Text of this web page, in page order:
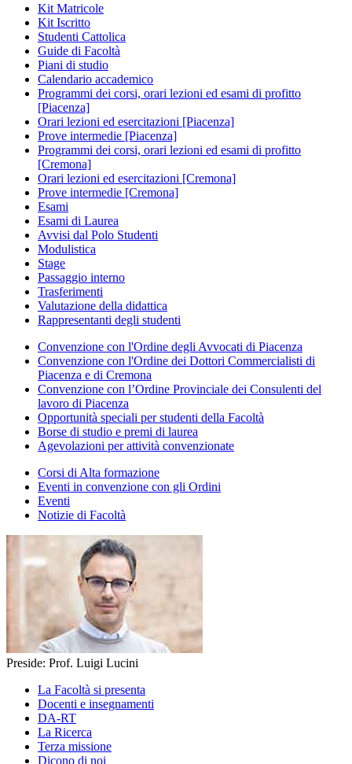
Kit Matricole
Kit Iscritto
Studenti Cattolica
Guide di Facoltà
Piani di studio
Calendario accademico
Programmi dei corsi, orari lezioni ed esami di profitto
[Piacenza]
Orari lezioni ed esercitazioni [Piacenza]
Prove intermedie [Piacenza]
Programmi dei corsi, orari lezioni ed esami di profitto
[Cremona]
Orari lezioni ed esercitazioni [Cremona]
Prove intermedie [Cremona]
Esami
Esami di Laurea
Avvisi dal Polo Studenti
Modulistica
Stage
Passaggio interno
Trasferimenti
Valutazione della didattica
Rappresentanti degli studenti
Convenzione con l'Ordine degli Avvocati di Piacenza
Convenzione con l'Ordine dei Dottori Commercialisti di
Piacenza e di Cremona
Convenzione con l’Ordine Provinciale dei Consulenti del
lavoro di Piacenza
Opportunità speciali per studenti della Facoltà
Borse di studio e premi di laurea
Agevolazioni per attività convenzionate
Corsi di Alta formazione
Eventi in convenzione con gli Ordini
Eventi
Notizie di Facoltà
Preside: Prof. Luigi Lucini
La Facoltà si presenta
Docenti e insegnamenti
DA-RT
La Ricerca
Terza missione
Dicono di noi